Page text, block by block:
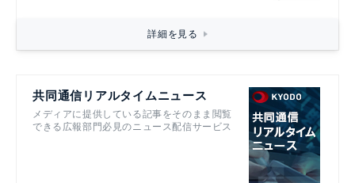
詳細を見る
共同通信リアルタイムニュース
メディアに提供している記事をそのまま閲覧
できる広報部門必見のニュース配信サービス